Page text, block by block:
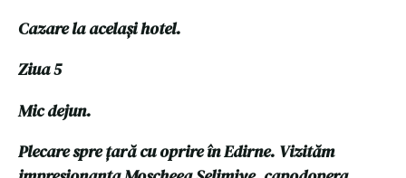
Cazare la același hotel.
Ziua 5
Mic dejun.
Plecare spre țară cu oprire în Edirne. Vizităm